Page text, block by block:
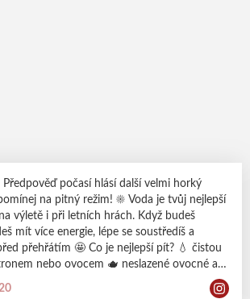
Předpověď počasí hlásí další velmi horký
pitný režim! ☀️ Voda je tvůj nejlepší
výletě i při letních hrách. Když budeš
mít více energie, lépe se soustředíš a
Co je nejlepší pít? 💧 čistou
nebo ovocem 🫖 neslazené ovocné a
nebo vychlazené) 🥛 mléko nebo kefír 🧃
vodou Nepij až ve chvíli, kdy